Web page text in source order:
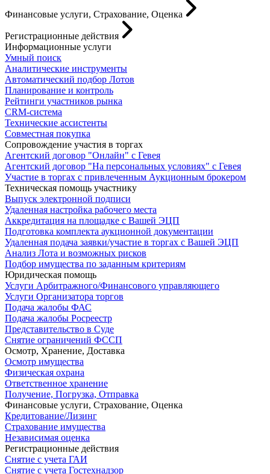
Финансовые услуги, Страхование, Оценка
Регистрационные действия
Информационные услуги
Умный поиск
Аналитические инструменты
Автоматический подбор Лотов
Планирование и контроль
Рейтинги участников рынка
CRM-система
Технические ассистенты
Совместная покупка
Сопровождение участия в торгах
Агентский договор "Онлайн" с Гевея
Агентский договор "На персональных условиях" с Гевея
Участие в торгах с привлеченным Аукционным брокером
Техническая помощь участнику
Выпуск электронной подписи
Удаленная настройка рабочего места
Аккредитация на площадке с Вашей ЭЦП
Подготовка комплекта аукционной документации
Удаленная подача заявки/участие в торгах с Вашей ЭЦП
Анализ Лота и возможных рисков
Подбор имущества по заданным критериям
Юридическая помощь
Услуги Арбитражного/Финансового управляющего
Услуги Организатора торгов
Подача жалобы ФАС
Подача жалобы Росреестр
Представительство в Суде
Снятие ограничений ФССП
Осмотр, Хранение, Доставка
Осмотр имущества
Физическая охрана
Ответственное хранение
Получение, Погрузка, Отправка
Финансовые услуги, Страхование, Оценка
Кредитование/Лизинг
Страхование имущества
Независимая оценка
Регистрационные действия
Снятие с учета ГАИ
Снятие с учета Гостехнадзор